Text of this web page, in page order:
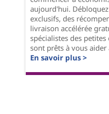
aujourd'hui.
exclusifs, des
livraison accélérée
spécialistes des
sont prêts à vous aider
En savoir plus >